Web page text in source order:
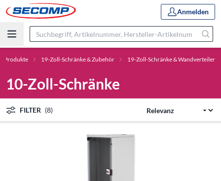
Anmelden
Produkte 19-Zoll-Schränke & Zubehör 19-Zoll-Schränke & Wandverteiler
10-Zoll-Schränke
FILTER (8)